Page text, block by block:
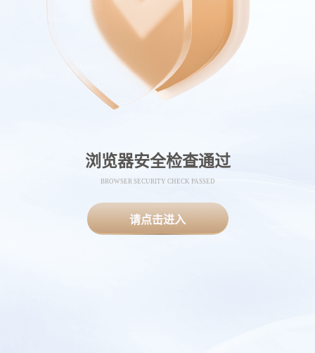
浏览器安全检查通过
BROWSER SECURITY CHECK PASSED
请点击进入